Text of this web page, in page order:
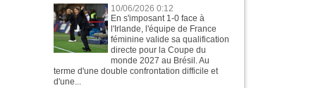
10/06/2026 0:12
En s'imposant 1-0 face à
l'Irlande, l'équipe de France
féminine valide sa qualification
directe pour la Coupe du
monde 2027 au Brésil. Au
terme d'une double confrontation difficile et
d'une...